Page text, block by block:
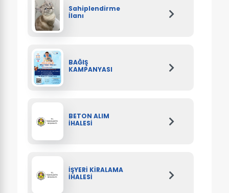
Sahiplendirme
İlanı
BAĞIŞ
KAMPANYASI
BETON ALIM
İHALESİ
İŞYERİ KİRALAMA
İHALESİ